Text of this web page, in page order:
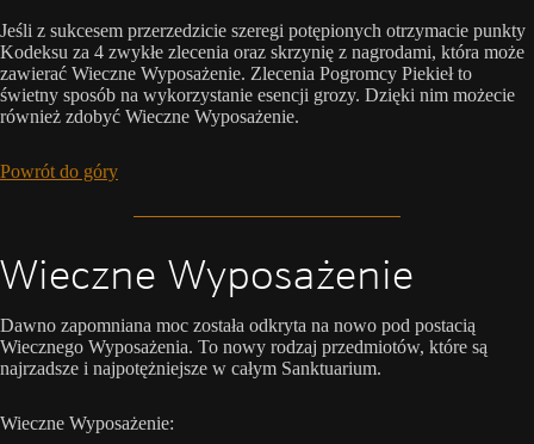
Jeśli z sukcesem przerzedzicie szeregi potępionych otrzymacie punkty
Kodeksu za 4 zwykłe zlecenia oraz skrzynię z nagrodami, która może
zawierać Wieczne Wyposażenie. Zlecenia Pogromcy Piekieł to
świetny sposób na wykorzystanie esencji grozy. Dzięki nim możecie
również zdobyć Wieczne Wyposażenie.
Powrót do góry
Wieczne Wyposażenie
Dawno zapomniana moc została odkryta na nowo pod postacią
Wiecznego Wyposażenia. To nowy rodzaj przedmiotów, które są
najrzadsze i najpotężniejsze w całym Sanktuarium.
Wieczne Wyposażenie: